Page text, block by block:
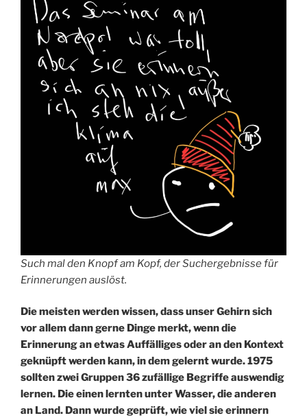
Such mal den Knopf am Kopf, der Suchergebnisse für
Erinnerungen auslöst.
Die meisten werden wissen, dass unser Gehirn sich
vor allem dann gerne Dinge merkt, wenn die
Erinnerung an etwas Auffälliges oder an den Kontext
geknüpft werden kann, in dem gelernt wurde. 1975
sollten zwei Gruppen 36 zufällige Begriffe auswendig
lernen. Die einen lernten unter Wasser, die anderen
an Land. Dann wurde geprüft, wie viel sie erinnern